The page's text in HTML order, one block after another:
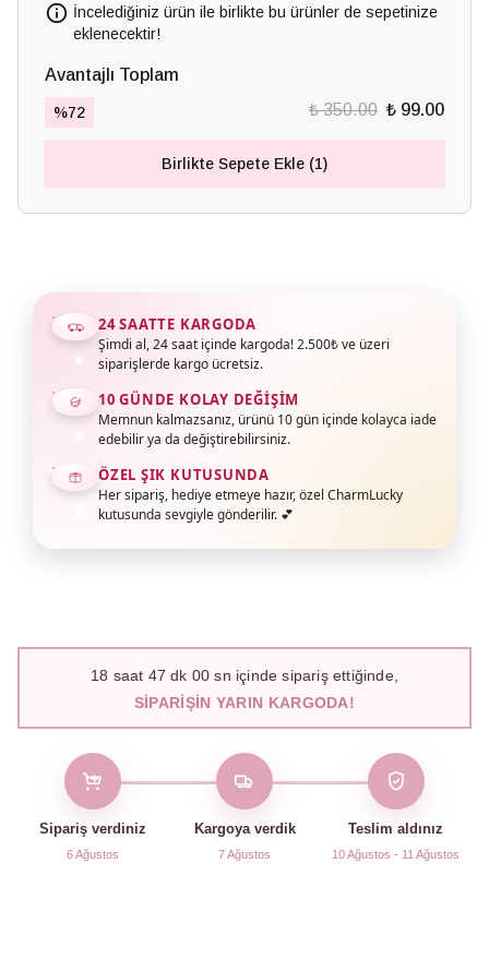
İncelediğiniz ürün ile birlikte bu ürünler de sepetinize
eklenecektir!
Avantajlı Toplam
%72 ₺ 350.00 ₺ 99.00
Birlikte Sepete Ekle (1)
24 SAATTE KARGODA
Şimdi al, 24 saat içinde kargoda! 2.500₺ ve üzeri
siparişlerde kargo ücretsiz.
10 GÜNDE KOLAY DEĞIŞIM
Memnun kalmazsanız, ürünü 10 gün içinde kolayca iade
edebilir ya da değiştirebilirsiniz.
ÖZEL ŞIK KUTUSUNDA
Her sipariş, hediye etmeye hazır, özel CharmLucky
kutusunda sevgiyle gönderilir. 💕
18 saat 46 dk 58 sn içinde sipariş ettiğinde,
SIPARIŞIN YARIN KARGODA!
Sipariş verdiniz
6 Ağustos
Kargoya verdik
7 Ağustos
Teslim aldınız
10 Ağustos - 11 Ağustos